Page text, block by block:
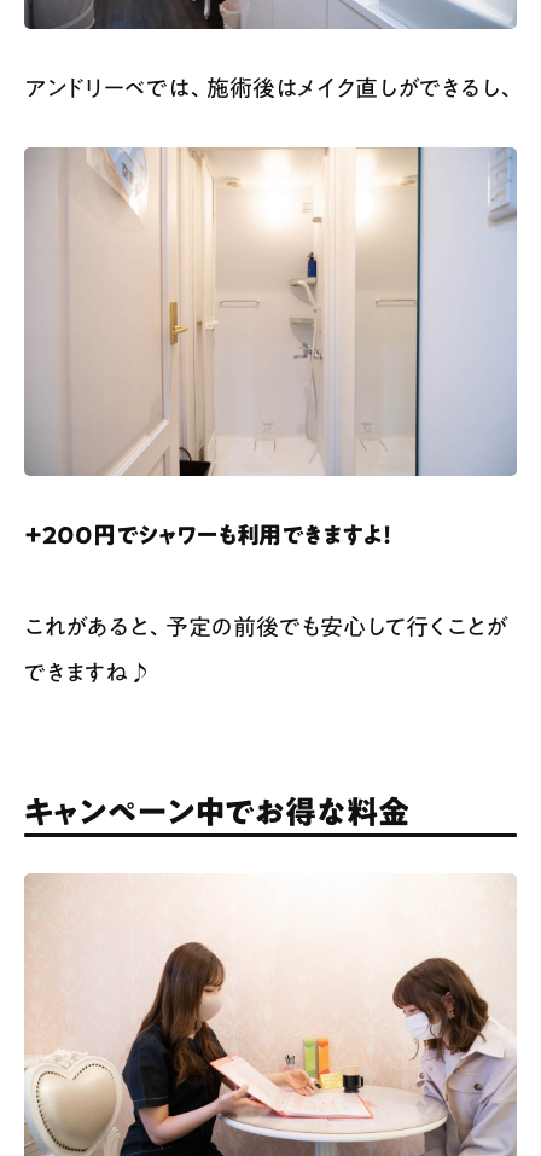
アンドリーベでは、施術後はメイク直しができるし、
＋200円でシャワーも利用できますよ！
これがあると、予定の前後でも安心して行くことが
できますね♪
キャンペーン中でお得な料金